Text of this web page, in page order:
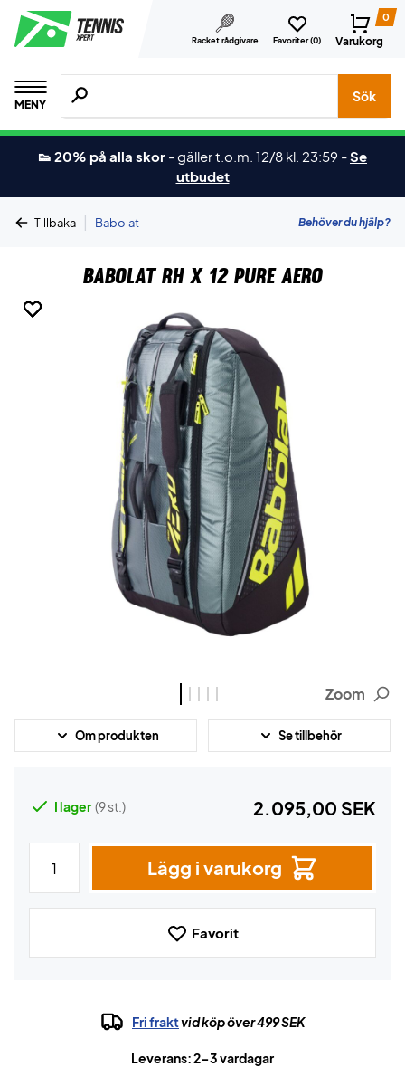
Racket rådgivare Favoriter (0)
0
Varukorg
MENY
Sök efter produkter, märken osv.
Sök
👟 20% på alla skor -gäller t.o.m. 12/8 kl. 23:59 -Se
utbudet
Tillbaka | Babolat Behöver du hjälp?
Babolat RH X 12 PURE AERO
Zoom
Om produkten Se tillbehör
I lager (9 st.) 2.095,00 SEK
Lägg i varukorg
Favorit
Fri fraktvid köp över 499 SEK
Leverans: 2-3 vardagar